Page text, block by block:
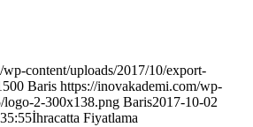
content/uploads/2017/10/export-
Baris https://inovakademi.com/wp-
logo-2-300x138.png Baris2017-10-02
İhracatta Fiyatlama